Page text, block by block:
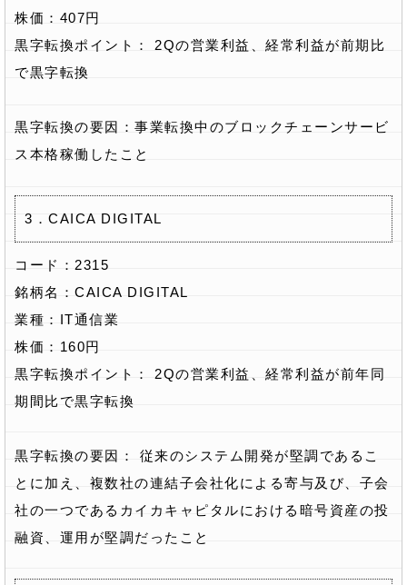
株価：407円
黒字転換ポイント： 2Qの営業利益、経常利益が前期比
で黒字転換
黒字転換の要因：事業転換中のブロックチェーンサービ
ス本格稼働したこと
3．CAICA DIGITAL
コード：2315
銘柄名：CAICA DIGITAL
業種：IT通信業
株価：160円
黒字転換ポイント： 2Qの営業利益、経常利益が前年同
期間比で黒字転換
黒字転換の要因： 従来のシステム開発が堅調であるこ
とに加え、複数社の連結子会社化による寄与及び、子会
社の一つであるカイカキャピタルにおける暗号資産の投
融資、運用が堅調だったこと